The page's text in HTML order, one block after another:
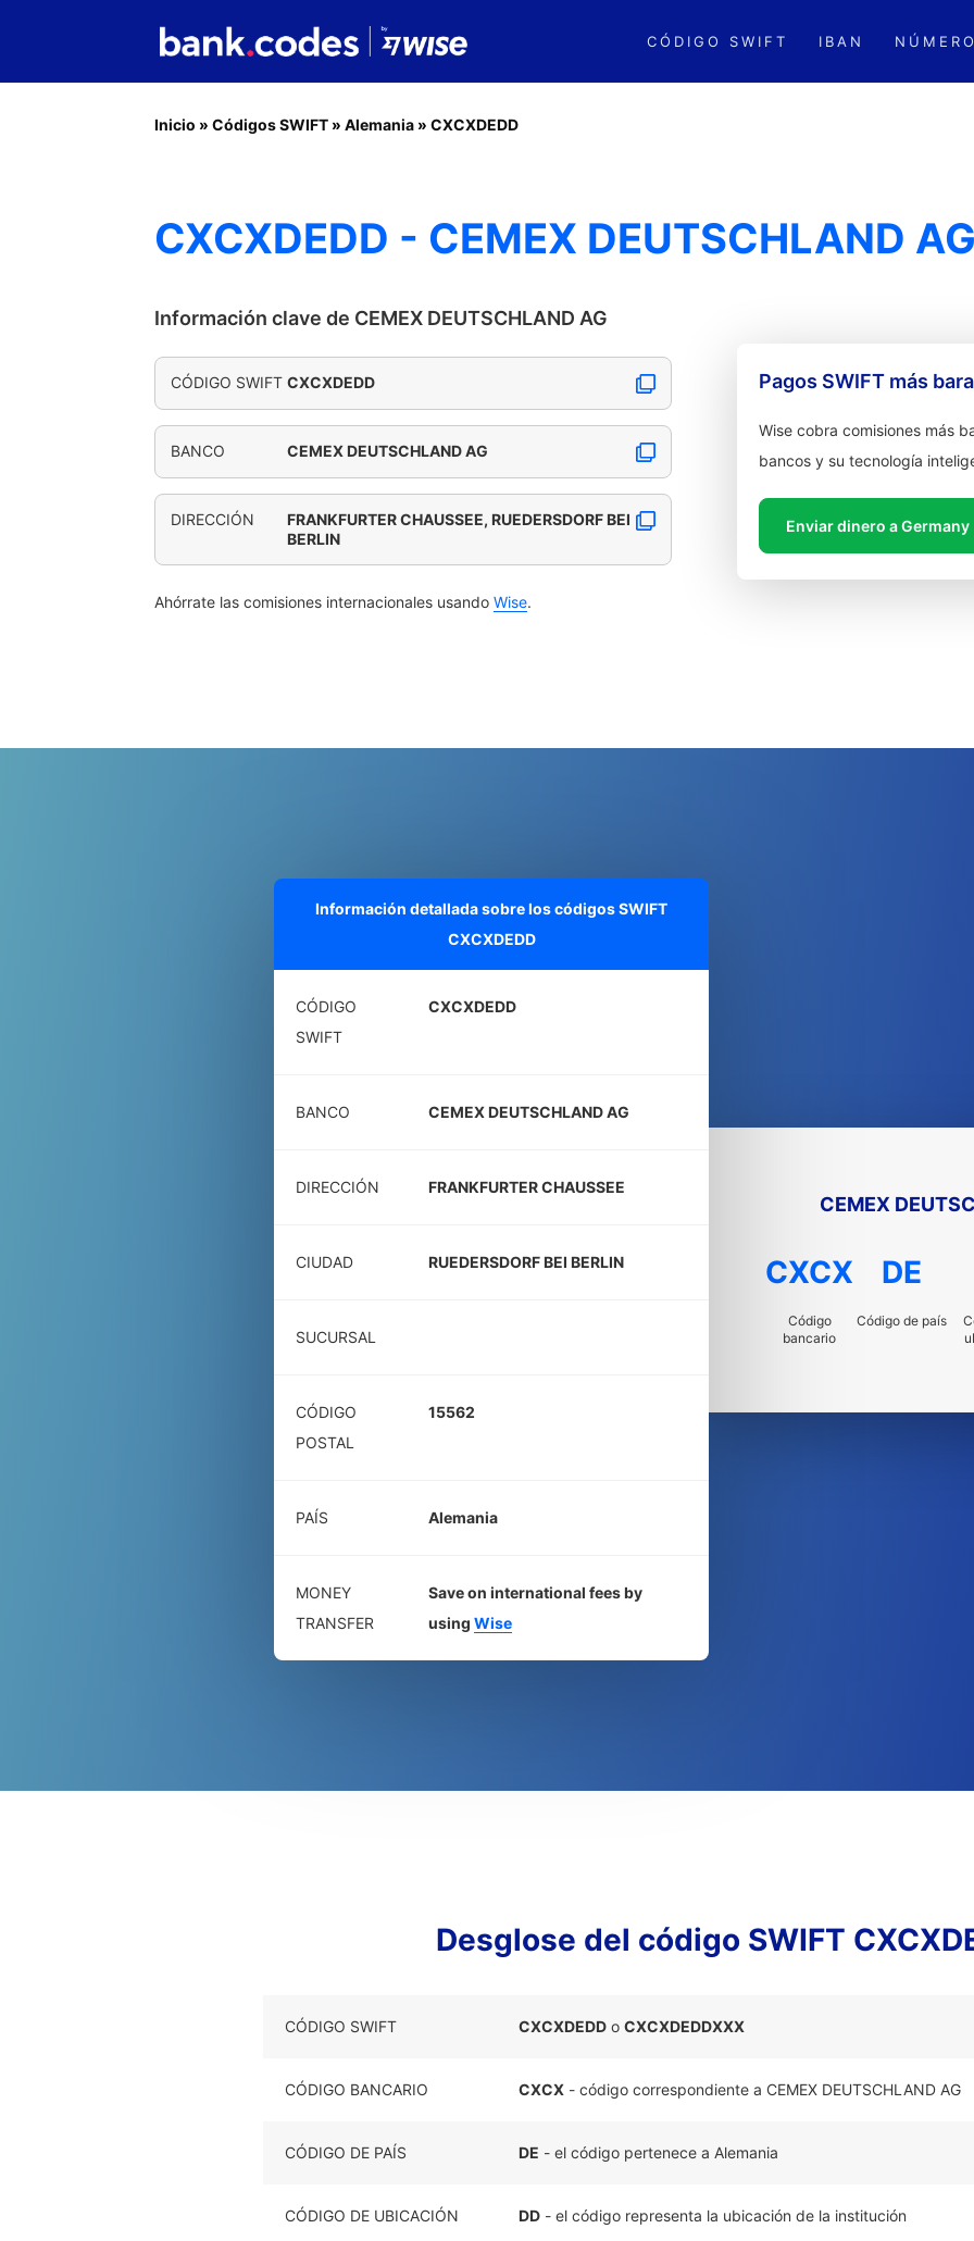
CÓDIGO SWIFT IBAN
Inicio » Códigos SWIFT » Alemania » CXCXDEDD
CXCXDEDD - CEMEX DEUTSCHLAND
Información clave de CEMEX DEUTSCHLAND AG
CÓDIGO SWIFT CXCXDEDD
BANCO CEMEX DEUTSCHLAND AG
DIRECCIÓN
FRANKFURTER CHAUSSEE, RUEDERSDORF BEI
BERLIN
Ahórrate las comisiones internacionales usando Wise.
Pagos SWIFT más
Wise cobra comisiones más
bancos y su tecnología
Enviar dinero a Germany
Información detallada sobre los códigos SWIFT
CXCXDEDD
CÓDIGO
SWIFT
CXCXDEDD
BANCO CEMEX DEUTSCHLAND AG
DIRECCIÓN FRANKFURTER CHAUSSEE
CIUDAD RUEDERSDORF BEI BERLIN
SUCURSAL
CÓDIGO
POSTAL
15562
PAÍS Alemania
MONEY
TRANSFER
Save on international fees by
using Wise
CEMEX
CXCX
Código
bancario
DE
Código de país
Desglose del código SWIFT
CÓDIGO SWIFT CXCXDEDD o CXCXDEDDXXX
CÓDIGO BANCARIO CXCX - código correspondiente a CEMEX DEUTSCHLAND AG
CÓDIGO DE PAÍS DE - el código pertenece a Alemania
CÓDIGO DE UBICACIÓN DD - el código representa la ubicación de la institución